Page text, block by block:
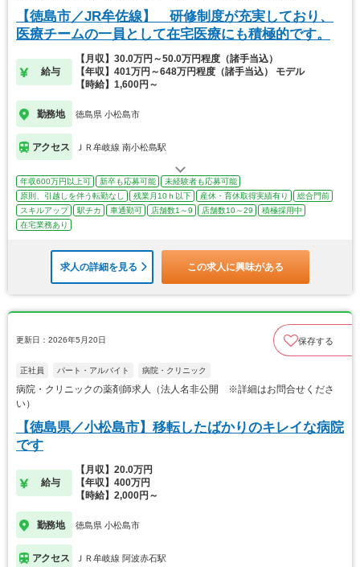
【徳島市／JR牟佐線】 研修制度が充実しており、
医療チームの一員として在宅医療にも積極的です。
給与
【月収】30.0万円～50.0万円程度（諸手当込）
【年収】401万円～648万円程度（諸手当込） モデル
【時給】1,600円～
勤務地 徳島県 小松島市
アクセス ＪＲ牟岐線 南小松島駅
年収600万円以上可 新卒も応募可能
未経験者も応募可能
原則、引越しを伴う転勤なし
残業月10ｈ以下 産休・育休取得実績有り
総合門前
スキルアップ
駅チカ 車通勤可 店舗数1～9 店舗数10～29
積極採用中
在宅業務あり
求人の詳細を見る この求人に興味がある
更新日：2026年5月20日 保存する
正社員 パート・アルバイト 病院・クリニック
病院・クリニックの薬剤師求人（法人名非公開 ※詳細はお問合せくださ
い）
【徳島県／小松島市】移転したばかりのキレイな病院
です
給与
【月収】20.0万円
【年収】400万円
【時給】2,000円～
勤務地 徳島県 小松島市
アクセス ＪＲ牟岐線 阿波赤石駅